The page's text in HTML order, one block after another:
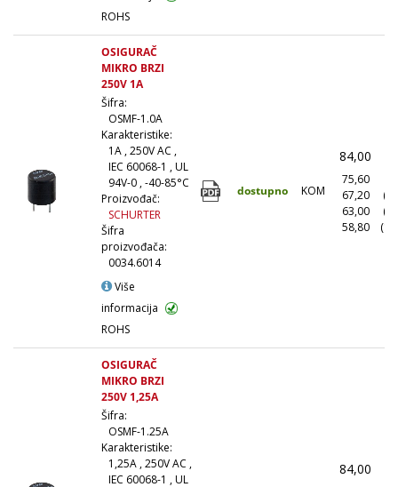
ROHS
OSIGURAČ
MIKRO BRZI
250V 1A
Šifra:
OSMF-1.0A
Karakteristike:
1A , 250V AC ,
IEC 60068-1 , UL
94V-0 , -40-85°C
Proizvođač:
SCHURTER
Šifra
proizvođača:
0034.6014
Više
informacija
ROHS
dostupno KOM
84,00
75,60
67,20
63,00
58,80
OSIGURAČ
MIKRO BRZI
250V 1,25A
Šifra:
OSMF-1.25A
Karakteristike:
1,25A , 250V AC ,
IEC 60068-1 , UL
84,00